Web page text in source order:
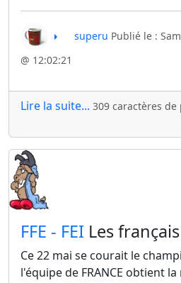
superu Publié le :
@ 12:02:21
Lire la suite... 309 caractères de
​FFE - FEI Les
Ce 22 mai se courait le
l'équipe de FRANCE obtient